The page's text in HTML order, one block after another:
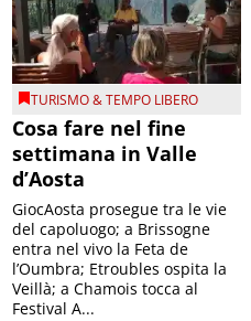
TURISMO & TEMPO LIBERO
Cosa fare nel fine
settimana in Valle
d’Aosta
GiocAosta prosegue tra le vie
del capoluogo; a Brissogne
entra nel vivo la Feta de
l’Oumbra; Etroubles ospita la
Veillà; a Chamois tocca al
Festival A...